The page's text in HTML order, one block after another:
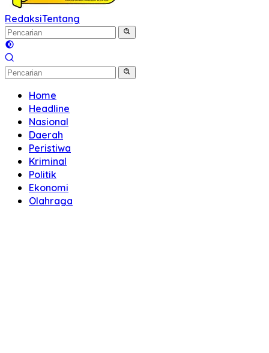
RedaksiTentang
Home
Headline
Nasional
Daerah
Peristiwa
Kriminal
Politik
Ekonomi
Olahraga